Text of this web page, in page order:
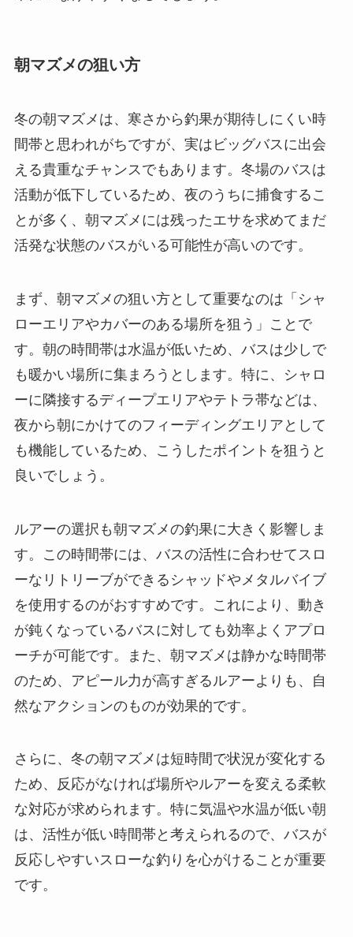
朝マズメの狙い方
冬の朝マズメは、寒さから釣果が期待しにくい時
間帯と思われがちですが、実はビッグバスに出会
える貴重なチャンスでもあります。冬場のバスは
活動が低下しているため、夜のうちに捕食するこ
とが多く、朝マズメには残ったエサを求めてまだ
活発な状態のバスがいる可能性が高いのです。
まず、朝マズメの狙い方として重要なのは「シャ
ローエリアやカバーのある場所を狙う」ことで
す。朝の時間帯は水温が低いため、バスは少しで
も暖かい場所に集まろうとします。特に、シャロ
ーに隣接するディープエリアやテトラ帯などは、
夜から朝にかけてのフィーディングエリアとして
も機能しているため、こうしたポイントを狙うと
良いでしょう。
ルアーの選択も朝マズメの釣果に大きく影響しま
す。この時間帯には、バスの活性に合わせてスロ
ーなリトリーブができるシャッドやメタルバイブ
を使用するのがおすすめです。これにより、動き
が鈍くなっているバスに対しても効率よくアプロ
ーチが可能です。また、朝マズメは静かな時間帯
のため、アピール力が高すぎるルアーよりも、自
然なアクションのものが効果的です。
さらに、冬の朝マズメは短時間で状況が変化する
ため、反応がなければ場所やルアーを変える柔軟
な対応が求められます。特に気温や水温が低い朝
は、活性が低い時間帯と考えられるので、バスが
反応しやすいスローな釣りを心がけることが重要
です。